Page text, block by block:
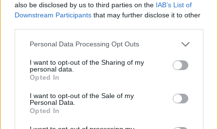
also be disclosed by us to third parties on the IAB’s List of
Downstream Participants that may further disclose it to other
Please note that this website/app uses one or more Google
not limited to your visit or usage behaviour. You may click to
grant or deny consent to Google and its third-party tags to
use your data for below specified purposes in below Google
consent section.
Personal Data Processing Opt Outs
I want to opt-out of the Sharing of my
personal data.
Opted In
I want to opt-out of the Sale of my
Personal Data.
Opted In
Szikora arról számolt be, hogy öt év alatt
szeretnének egy virtuális történelmi pantheont
felépíteni. “Az első öt évszázad királyainak életét
mutatnánk be, ezért nagyszabású történelmi
drámapályázatot indítunk útjára, a kortárs
drámairodalom képviselőit szeretnénk megszólítani
hozzá. Ezekből állna össze egy olyan történelmi
drámaív, amely elsősorban a Fehérváron
megkoronázott királyaink életét, történelmet
formáló eseményeit elevenítené föl . Unikális
törekvésről van szó hiszen speciális módon
szeretnénk igazodni a történelemoktatás